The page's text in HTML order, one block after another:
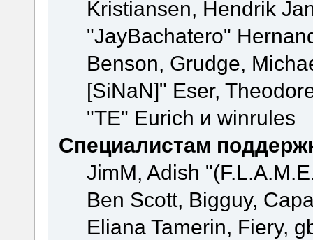
Kristiansen, Hendrik
"JayBachatero"
Benson, Grudge,
[SiNaN]" Eser,
"TE" Eurich и winrules
Специалистам
JimM, Adish
Ben Scott, Bigguy,
Eliana Tamerin, Fiery,